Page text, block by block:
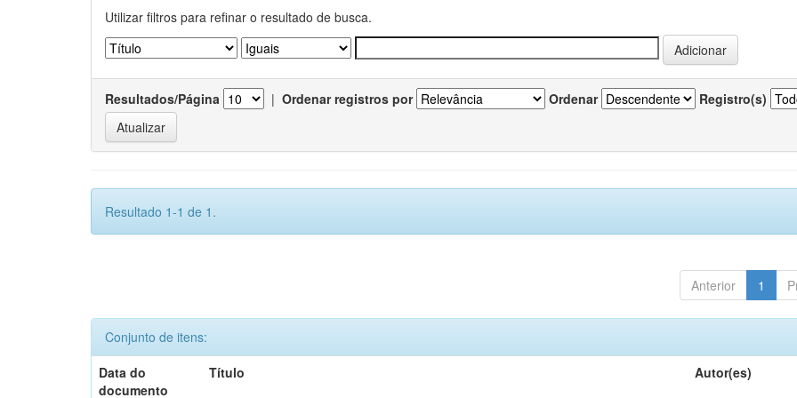
Utilizar filtros para refinar o resultado de busca.
Resultados/Página | Ordenar registros por Ordenar Registro(s)
Resultado 1-1 de 1.
Anterior 1
Conjunto de itens:
Data do
documento
Título Autor(es)